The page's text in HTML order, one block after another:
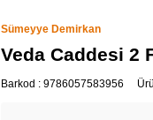
Sümeyye Demirkan
Veda Caddesi 2
Barkod : 9786057583956